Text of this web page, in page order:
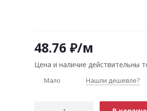
48.76 ₽/м
Цена и наличие действительны
Мало Нашли дешевле?